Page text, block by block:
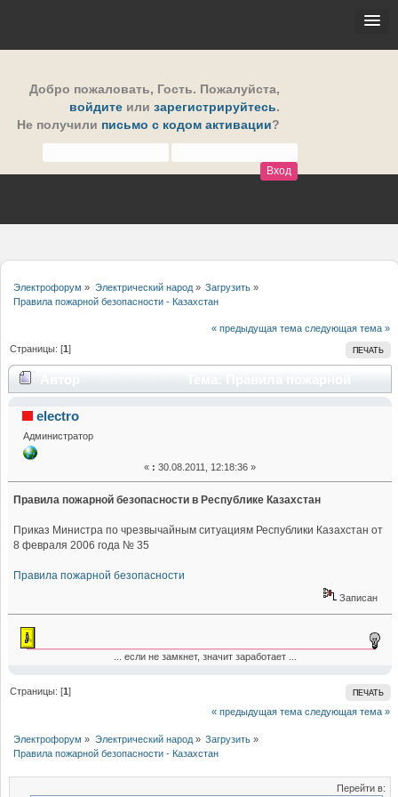
Добро пожаловать, Гость. Пожалуйста,
войдите или зарегистрируйтесь.
Не получили письмо с кодом активации?
Электрофорум » Электрический народ» Загрузить»
Правила пожарной безопасности - Казахстан
« предыдущая тема следующая тема »
ПЕЧАТЬ
Страницы: [1]
безопасности - Казахстан (Прочитано 39771 раз)
electro
Администратор
« : 30.08.2011, 12:18:36 »
Правила пожарной безопасности в Республике Казахстан
Приказ Министра по чрезвычайным ситуациям Республики Казахстан от
8 февраля 2006 года № 35
Правила пожарной безопасности
Записан
... если не замкнет, значит заработает ...
ПЕЧАТЬ
Страницы: [1]
« предыдущая тема следующая тема »
Электрофорум » Электрический народ» Загрузить»
Правила пожарной безопасности - Казахстан
Перейти в: